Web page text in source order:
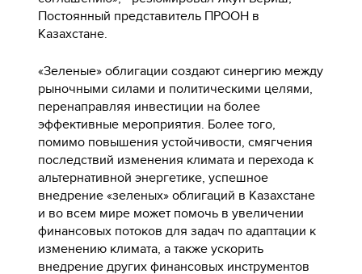
Постоянный представитель ПРООН в
Казахстане.
«Зеленые» облигации создают синергию между
рыночными силами и политическими целями,
перенаправляя инвестиции на более
эффективные мероприятия. Более того,
помимо повышения устойчивости, смягчения
последствий изменения климата и перехода к
альтернативной энергетике, успешное
внедрение «зеленых» облигаций в Казахстане
и во всем мире может помочь в увеличении
финансовых потоков для задач по адаптации к
изменению климата, а также ускорить
внедрение других финансовых инструментов